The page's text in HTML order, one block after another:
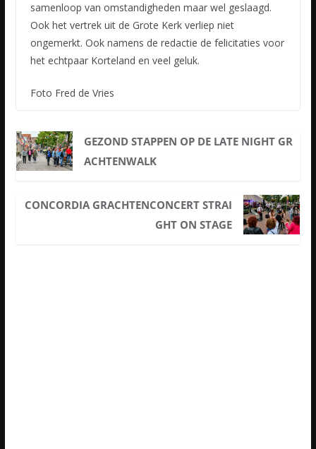
samenloop van omstandigheden maar wel geslaagd.
Ook het vertrek uit de Grote Kerk verliep niet
ongemerkt. Ook namens de redactie de felicitaties voor
het echtpaar Korteland en veel geluk.
Foto Fred de Vries
GEZOND STAPPEN OP DE LATE NIGHT GR
ACHTENWALK
CONCORDIA GRACHTENCONCERT STRAI
GHT ON STAGE